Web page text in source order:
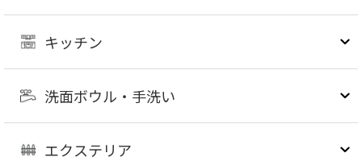
キッチン
洗面ボウル・手洗い
エクステリア